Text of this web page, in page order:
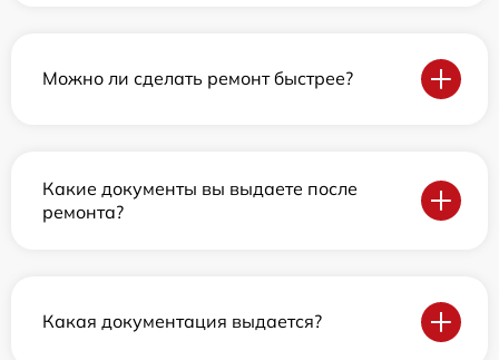
Можно ли сделать ремонт быстрее?
Какие документы вы выдаете после
ремонта?
Какая документация выдается?